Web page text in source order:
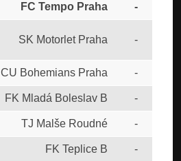
FC Tempo Praha -
SK Motorlet Praha -
CU Bohemians Praha -
FK Mladá Boleslav B -
TJ Malše Roudné -
FK Teplice B -